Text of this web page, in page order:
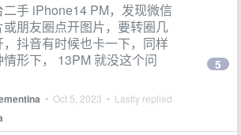
二手 iPhone14 PM，发现微信
朋友圈点开图片，要转圈几
抖音有时候也卡一下，同样
形下， 13PM 就没这个问
• Oct 5, 2023 • Lastly replied
5